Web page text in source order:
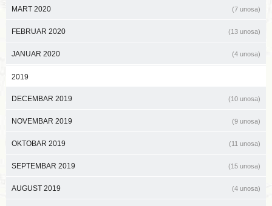
MART 2020 (7 unosa)
FEBRUAR 2020 (13 unosa)
JANUAR 2020 (4 unosa)
2019
DECEMBAR 2019 (10 unosa)
NOVEMBAR 2019 (9 unosa)
OKTOBAR 2019 (11 unosa)
SEPTEMBAR 2019 (15 unosa)
AUGUST 2019 (4 unosa)